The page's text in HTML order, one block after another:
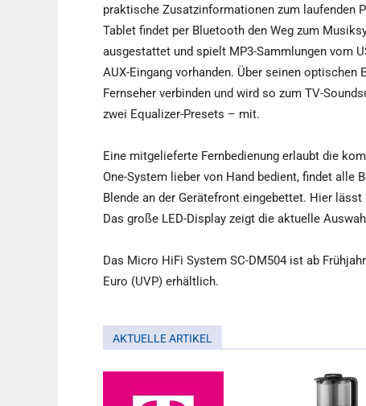
praktische Zusatzinformationen zum laufenden
Tablet findet per Bluetooth den Weg zum
ausgestattet und spielt MP3-Sammlungen vom
AUX-Eingang vorhanden. Über seinen
Fernseher verbinden und wird so zum TV-
zwei Equalizer-Presets – mit.
Eine mitgelieferte Fernbedienung erlaubt die
One-System lieber von Hand bedient, findet alle
Blende an der Gerätefront eingebettet. Hier
Das große LED-Display zeigt die aktuelle
Das Micro HiFi System SC-DM504 ist ab
Euro (UVP) erhältlich.
AKTUELLE ARTIKEL